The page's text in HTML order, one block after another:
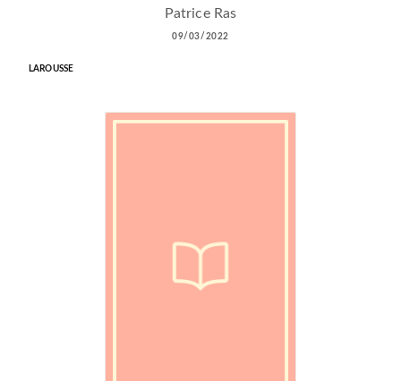
Patrice Ras
09/03/2022
LAROUSSE